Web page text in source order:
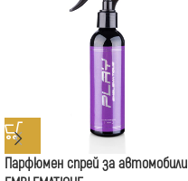
Парфюмен спрей за автомобили